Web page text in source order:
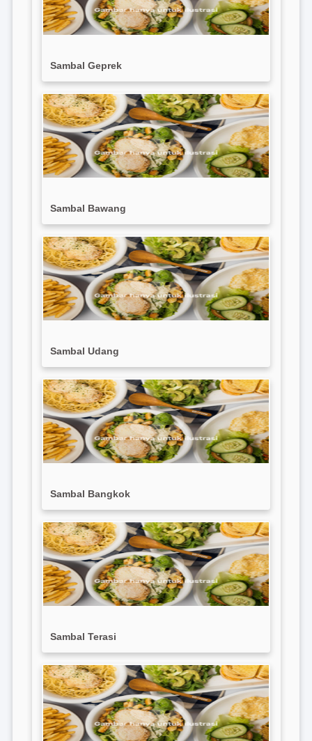
Sambal Geprek
Sambal Bawang
Sambal Udang
Sambal Bangkok
Sambal Terasi